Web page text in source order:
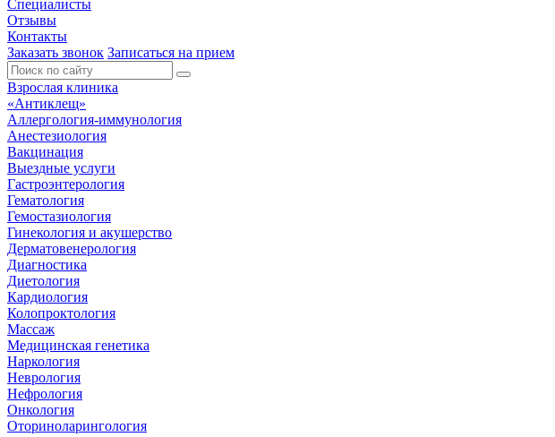
Специалисты
Отзывы
Контакты
Заказать звонок Записаться на прием
Взрослая клиника
«Антиклещ»
Аллергология-иммунология
Анестезиология
Вакцинация
Выездные услуги
Гастроэнтерология
Гематология
Гемостазиология
Гинекология и акушерство
Дерматовенерология
Диагностика
Диетология
Кардиология
Колопроктология
Массаж
Медицинская генетика
Наркология
Неврология
Нефрология
Онкология
Оториноларингология